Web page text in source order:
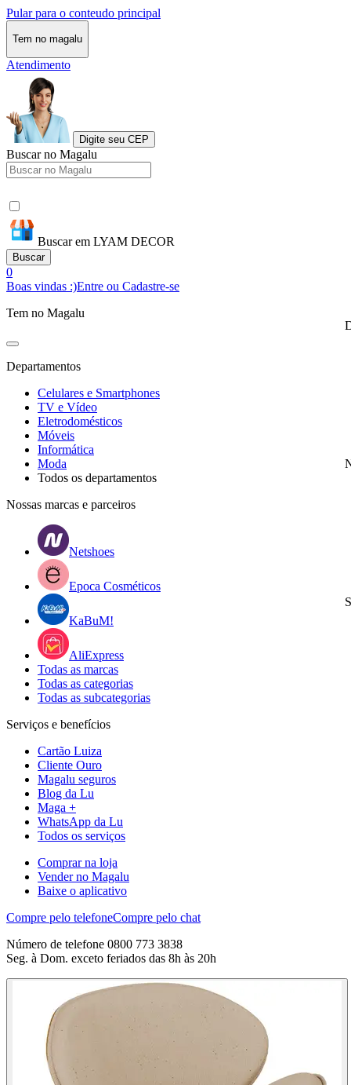
Pular para o conteudo principal
Tem no magalu
Atendimento
Digite seu CEP
Buscar no Magalu
Buscar em LYAM DECOR
Buscar
0
Boas vindas :)Entre ou Cadastre-se
Tem no Magalu
Departamentos
Celulares e Smartphones
TV e Vídeo
Eletrodomésticos
Móveis
Informática
Moda
Todos os departamentos
Nossas marcas e parceiros
Netshoes
Epoca Cosméticos
KaBuM!
AliExpress
Todas as marcas
Todas as categorias
Todas as subcategorias
Serviços e benefícios
Cartão Luiza
Cliente Ouro
Magalu seguros
Blog da Lu
Maga +
WhatsApp da Lu
Todos os serviços
Comprar na loja
Vender no Magalu
Baixe o aplicativo
Compre pelo telefoneCompre pelo chat
Número de telefone 0800 773 3838
Seg. à Dom. exceto feriados das 8h às 20h